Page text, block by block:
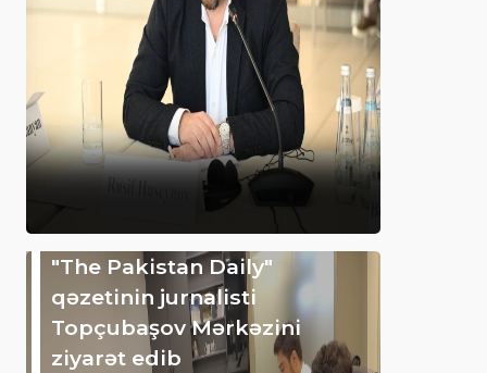
"The Pakistan Daily"
qəzetinin jurnalisti
Topçubaşov Mərkəzini
ziyarət edib